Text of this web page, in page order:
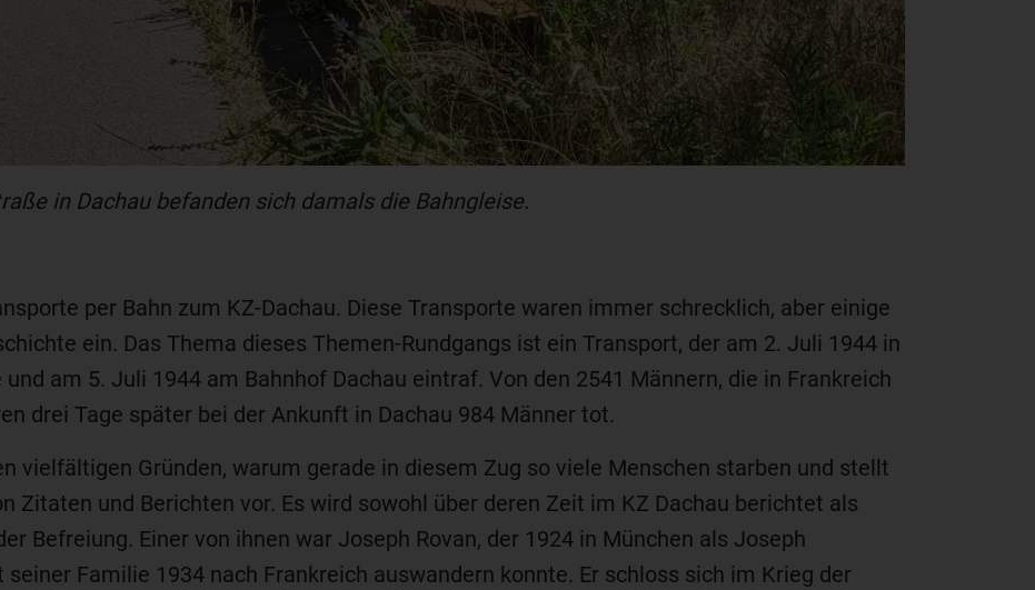
in Dachau befanden sich damals die Bahngleise.
per Bahn zum KZ-Dachau. Diese Transporte waren immer schrecklich, aber einige
ein. Das Thema dieses Themen-Rundgangs ist ein Transport, der am 2. Juli 1944 in
am 5. Juli 1944 am Bahnhof Dachau eintraf. Von den 2541 Männern, die in Frankreich
drei Tage später bei der Ankunft in Dachau 984 Männer tot.
vielfältigen Gründen, warum gerade in diesem Zug so viele Menschen starben und stellt
Zitaten und Berichten vor. Es wird sowohl über deren Zeit im KZ Dachau berichtet als
Befreiung. Einer von ihnen war Joseph Rovan, der 1924 in München als Joseph
Familie 1934 nach Frankreich auswandern konnte. Er schloss sich im Krieg der